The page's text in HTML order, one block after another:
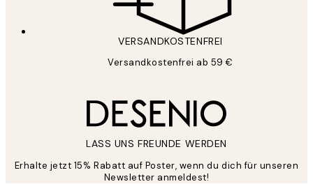
VERSANDKOSTENFREI
Versandkostenfrei ab 59 €
LASS UNS FREUNDE WERDEN
Erhalte jetzt 15% Rabatt auf Poster, wenn du dich für unseren
Newsletter anmeldest!